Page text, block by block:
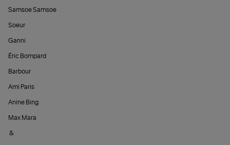
Samsoe Samsoe
Soeur
Ganni
Éric Bompard
Barbour
Ami Paris
Anine Bing
Max Mara
&